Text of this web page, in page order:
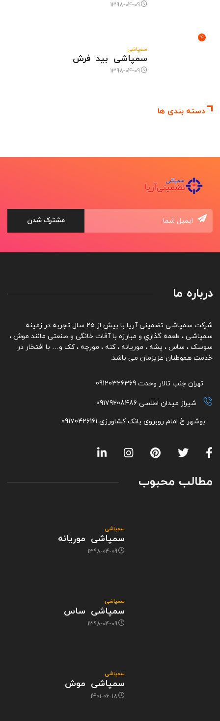
1398-04-09
4
سمپاشی
سمپاشی بید فرش
1398-04-09
دسته بندی ها
درباره ما
شرکت سمپاشی تضمینی آریا با بیش از ۲۵ سال تجربه در زمینه
سمپاشی ، طعمه گذاري و مبارزه با آفات خانگی و صنعتی مانند موش ،
سوسک ، ساس ، پشه ، موریانه ، کنه ، مورچه ، کک و… با افتخار در
خدمت هموطنان عزیزمان می باشد.
تهران جنب تالار وحدت 09120326369
شیراز میدان اطلسی 09179208486
بوشهر خ امام روبروی بانک کشاورزی 09170426161
مطالب محبوب
سمپاشی
سمپاشی موریانه
1398-04-09
سمپاشی
سمپاشی ساس
1398-04-09
سمپاشی
سمپاشی موش
1401-06-18